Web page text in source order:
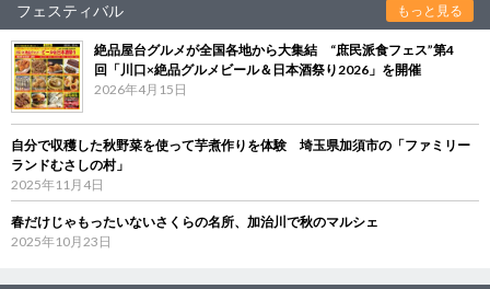
フェスティバル もっと見る
絶品屋台グルメが全国各地から大集結 “庶民派食フェス”第4
回「川口×絶品グルメビール＆日本酒祭り2026」を開催
2026年4月15日
自分で収穫した秋野菜を使って芋煮作りを体験 埼玉県加須市の「ファミリー
ランドむさしの村」
2025年11月4日
春だけじゃもったいないさくらの名所、加治川で秋のマルシェ
2025年10月23日